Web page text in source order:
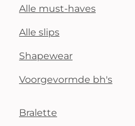
Alle must-haves
Alle slips
Shapewear
Voorgevormde bh's
Bralette